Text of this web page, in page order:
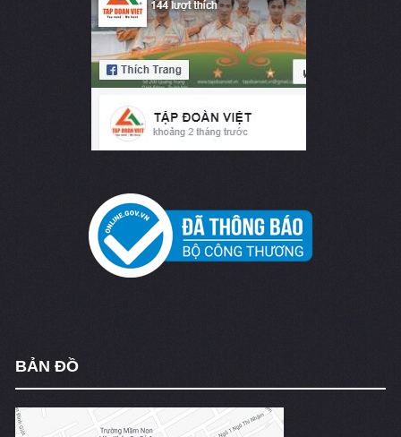
BẢN ĐỒ